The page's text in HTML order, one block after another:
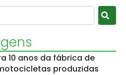
10 anos da fábrica de
produzidas